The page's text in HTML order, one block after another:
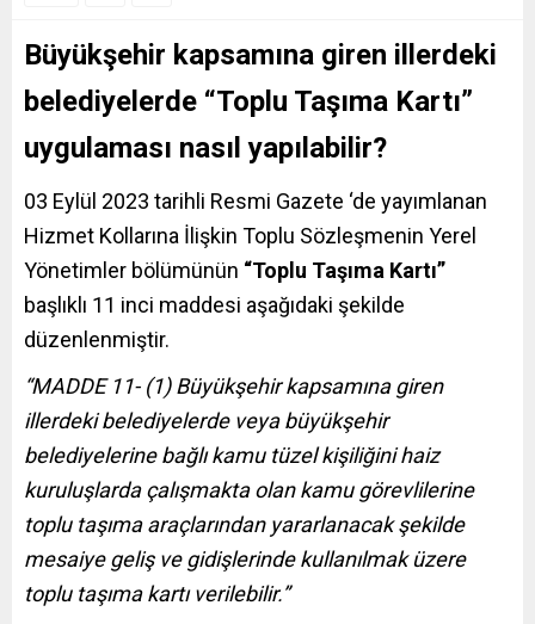
Büyükşehir kapsamına giren illerdeki
belediyelerde “Toplu Taşıma Kartı”
uygulaması nasıl yapılabilir?
03 Eylül 2023 tarihli Resmi Gazete ‘de yayımlanan
Hizmet Kollarına İlişkin Toplu Sözleşmenin Yerel
Yönetimler bölümünün “Toplu Taşıma Kartı”
başlıklı 11 inci maddesi aşağıdaki şekilde
düzenlenmiştir.
“MADDE 11- (1) Büyükşehir kapsamına giren
illerdeki belediyelerde veya büyükşehir
belediyelerine bağlı kamu tüzel kişiliğini haiz
kuruluşlarda çalışmakta olan kamu görevlilerine
toplu taşıma araçlarından yararlanacak şekilde
mesaiye geliş ve gidişlerinde kullanılmak üzere
toplu taşıma kartı verilebilir.”